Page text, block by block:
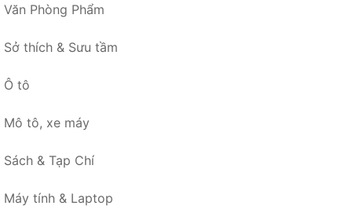
Văn Phòng Phẩm
Sở thích & Sưu tầm
Ô tô
Mô tô, xe máy
Sách & Tạp Chí
Máy tính & Laptop